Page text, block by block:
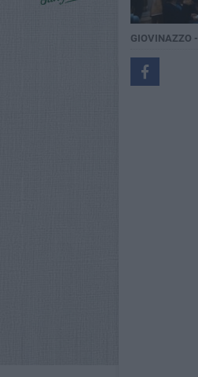
GIOVINAZZO -